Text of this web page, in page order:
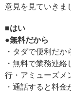
意見を見ていきま
■はい
●無料だから
・タダで便利だか
・無料で業務連
行・アミューズメ
・通話すると料